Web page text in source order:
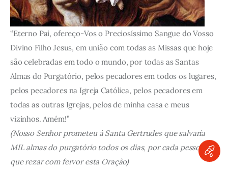
“Eterno Pai, ofereço-Vos o Preciosíssimo Sangue do Vosso
Divino Filho Jesus, em união com todas as Missas que hoje
são celebradas em todo o mundo, por todas as Santas
Almas do Purgatório, pelos pecadores em todos os lugares,
pelos pecadores na Igreja Católica, pelos pecadores em
todas as outras Igrejas, pelos de minha casa e meus
vizinhos. Amém!”
(Nosso Senhor prometeu à Santa Gertrudes que salvaria
MIL almas do purgatório todos os dias, por cada pessoa
que rezar com fervor esta Oração)